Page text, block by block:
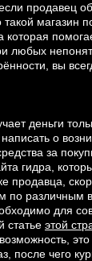
продавец
магазин
которая
любых
вы
деньги
о
за
гидра,
продавца,
по
для
статье этой
после чего